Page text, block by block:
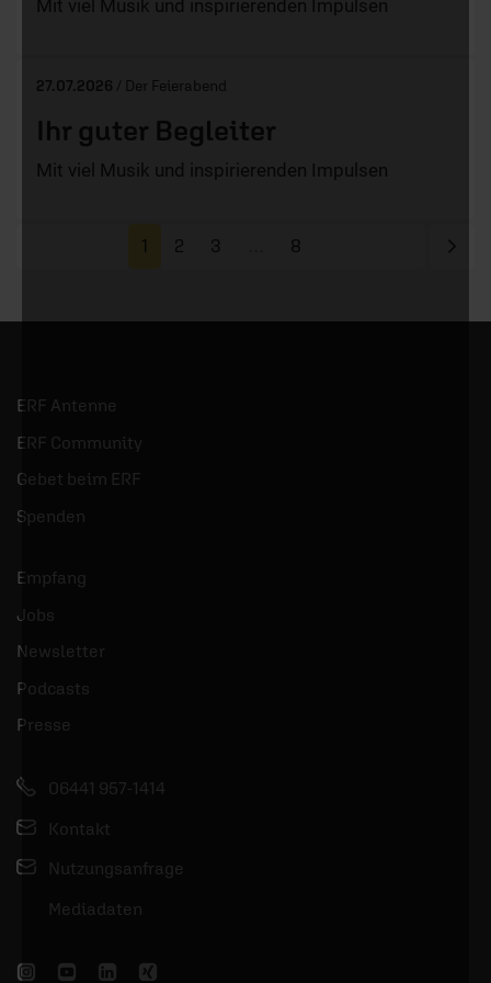
Mit viel Musik und inspirierenden Impulsen
27.07.2026 / Der Feierabend
Ihr guter Begleiter
Mit viel Musik und inspirierenden Impulsen
1 2 3 8
ERF Antenne
ERF Community
Gebet beim ERF
Spenden
Empfang
Jobs
Newsletter
Podcasts
Presse
06441 957-1414
Kontakt
Nutzungsanfrage
Mediadaten